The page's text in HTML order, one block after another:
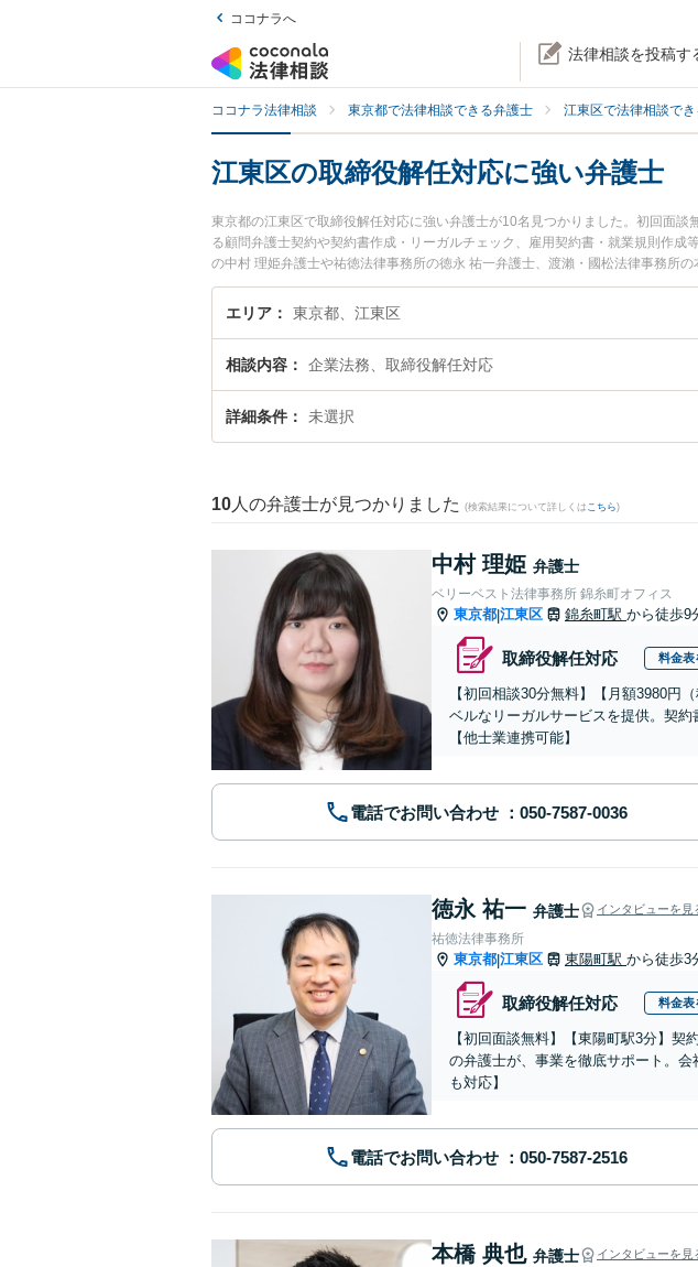
ココナラへ
法律相談を投稿す
ココナラ法律相談 東京都で法律相談できる弁護士 江東区で法律相談で
江東区の取締役解任対応に強い弁護士
東京都の江東区で取締役解任対応に強い弁護士が10名見つかりました。初回面
る顧問弁護士契約や契約書作成・リーガルチェック、雇用契約書・就業規則作
の中村 理姫弁護士や祐徳法律事務所の徳永 祐一弁護士、渡瀨・國松法律事務所
日や夜間に発生した取締役解任対応のトラブルを今すぐに弁護士に相談したい
役解任対応を法律相談できる江東区内の弁護士に相談予約したい』などでお困り
エリア 東京都、江東区
相談内容 企業法務、取締役解任対応
詳細条件 未選択
10 人の弁護士が見つかりました (検索結果について詳しくは こちら)
中村 理姫 弁護士
ベリーベスト法律事務所 錦糸町オフィス
東京都|江東区 錦糸町駅 から徒歩9
取締役解任対応 料金表
【初回相談30分無料】【月額3980円
ベルなリーガルサービスを提供。契
【他士業連携可能】
電話でお問い合わせ
徳永 祐一 弁護士 インタビューを見
祐徳法律事務所
東京都|江東区 東陽町駅 から徒歩3
取締役解任対応 料金表
【初回面談無料】【東陽町駅3分】
の弁護士が、事業を徹底サポート。
も対応】
電話でお問い合わせ
本橋 典也 弁護士 インタビューを見